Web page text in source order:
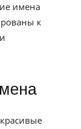
имена
к